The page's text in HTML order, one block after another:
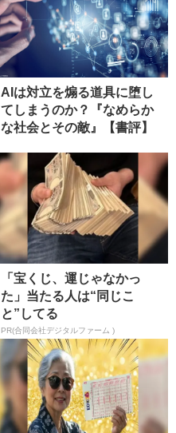
AIは対立を煽る道具に堕し
てしまうのか？『なめらか
な社会とその敵』【書評】
「宝くじ、運じゃなかっ
た」当たる人は“同じこ
と”してる
PR(合同会社デジタルファーム )